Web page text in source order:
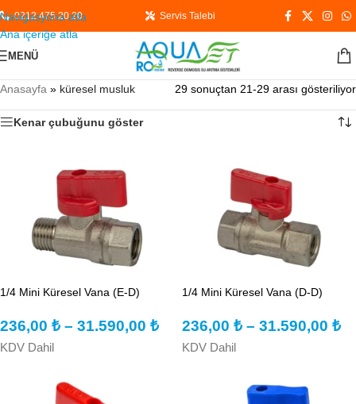
Navigasyona atla
Ana içeriğe atla
0212 475 20 20 Servis Talebi
MENÜ
Anasayfa » küresel musluk 29 sonuçtan 21-29 arası gösteriliyor
Kenar çubuğunu göster
1/4 Mini Küresel Vana (E-D)
236,00 ₺ – 31.590,00 ₺
KDV Dahil
1/4 Mini Küresel Vana (D-D)
236,00 ₺ – 31.590,00 ₺
KDV Dahil